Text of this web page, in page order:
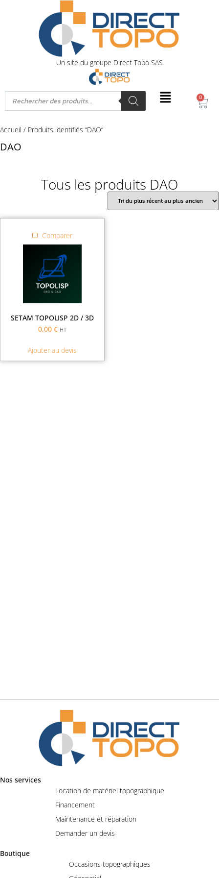
Un site du groupe Direct Topo SAS
0
Accueil / Produits identifiés “DAO”
DAO
Tous les produits DAO
Comparer
SETAM TOPOLISP 2D / 3D
0,00 € HT
Ajouter au devis
Nos services
Location de matériel topographique
Financement
Maintenance et réparation
Demander un devis
Boutique
Occasions topographiques